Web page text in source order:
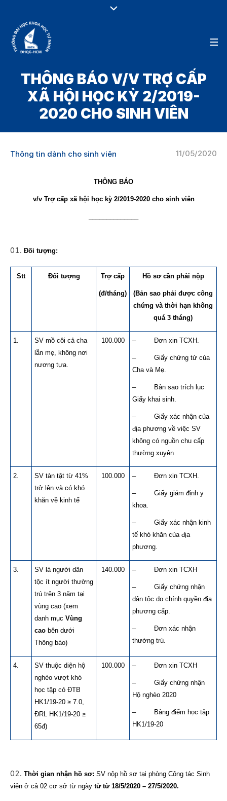
THÔNG BÁO V/V TRỢ CẤP
XÃ HỘI HỌC KỲ 2/2019-
2020 CHO SINH VIÊN
11/05/2020
Thông tin dành cho sinh viên
THÔNG BÁO
v/v Trợ cấp xã hội học kỳ 2/2019-2020 cho sinh viên
Đối tượng:
Stt Đối tượng Trợ cấp
(đ/tháng)
Hồ sơ cần phải nộp
(Bản sao phải được công
chứng và thời hạn không
quá 3 tháng)
1.
SV mồ côi cả cha
lẫn mẹ, không nơi
nương tựa.
100.000 – Đơn xin TCXH.
– Giấy chứng tử của
Cha và Mẹ.
– Bản sao trích lục
Giấy khai sinh.
– Giấy xác nhận của
địa phương về việc SV
không có nguồn chu cấp
thường xuyên
2.
SV tàn tật từ 41%
trở lên và có khó
khăn về kinh tế
100.000 – Đơn xin TCXH.
– Giấy giám định y
khoa.
– Giấy xác nhận kinh
tế khó khăn của địa
phương.
3.
SV là người dân
tộc ít người thường
trú trên 3 năm tại
vùng cao (xem
danh mục Vùng
cao bên dưới
Thông báo)
140.000 – Đơn xin TCXH
– Giấy chứng nhận
dân tộc do chính quyền địa
phương cấp.
– Đơn xác nhận
thường trú.
4.
SV thuộc diện hộ
nghèo vượt khó
học tập có ĐTB
HK1/19-20 ≥ 7.0,
ĐRL HK1/19-20 ≥
65đ)
100.000 – Đơn xin TCXH
– Giấy chứng nhận
Hộ nghèo 2020
– Bảng điểm học tập
HK1/19-20
Thời gian nhận hồ sơ: SV nộp hồ sơ tại phòng Công tác Sinh
viên ở cả 02 cơ sở từ ngày từ từ 18/5/2020 – 27/5/2020.